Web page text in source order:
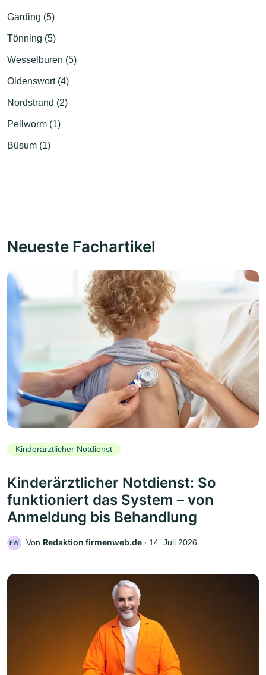
Garding (5)
Tönning (5)
Wesselburen (5)
Oldenswort (4)
Nordstrand (2)
Pellworm (1)
Büsum (1)
Neueste Fachartikel
Kinderärztlicher Notdienst
Kinderärztlicher Notdienst: So
funktioniert das System – von
Anmeldung bis Behandlung
FW Von Redaktion firmenweb.de ‧ 14. Juli 2026